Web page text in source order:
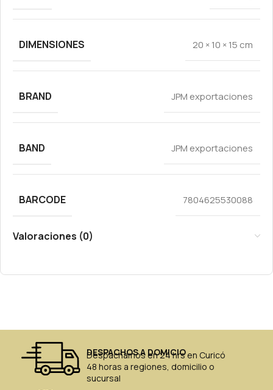
DIMENSIONES 20 × 10 × 15 cm
BRAND JPM exportaciones
BAND JPM exportaciones
BARCODE 7804625530088
Valoraciones (0)
DESPACHOS A DOMICIO
Despachamos en 24 hrs en Curicó
48 horas a regiones, domicilio o
sucursal